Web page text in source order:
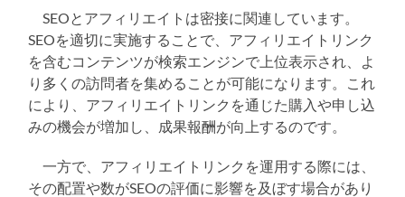
SEOとアフィリエイトは密接に関連しています。
SEOを適切に実施することで、アフィリエイトリンク
を含むコンテンツが検索エンジンで上位表示され、よ
り多くの訪問者を集めることが可能になります。これ
により、アフィリエイトリンクを通じた購入や申し込
みの機会が増加し、成果報酬が向上するのです。
一方で、アフィリエイトリンクを運用する際には、
その配置や数がSEOの評価に影響を及ぼす場合があり